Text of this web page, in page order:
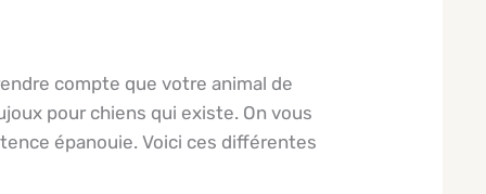
compte que votre animal de
pour chiens qui existe. On vous
épanouie. Voici ces différentes